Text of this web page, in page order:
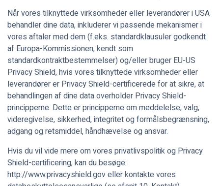
Når vores tilknyttede virksomheder eller leverandører i USA
behandler dine data, inkluderer vi passende mekanismer i
vores aftaler med dem (f.eks. standardklausuler godkendt
af Europa-Kommissionen, kendt som
standardkontraktbestemmelser) og/eller bruger EU-US
Privacy Shield, hvis vores tilknyttede virksomheder eller
leverandører er Privacy Shield-certificerede for at sikre, at
behandlingen af dine data overholder Privacy Shield-
principperne. Dette er principperne om meddelelse, valg,
videregivelse, sikkerhed, integritet og formålsbegrænsning,
adgang og retsmiddel, håndhævelse og ansvar.
Hvis du vil vide mere om vores privatlivspolitik og Privacy
Shield-certificering, kan du besøge:
http://www.privacyshield.gov eller kontakte vores